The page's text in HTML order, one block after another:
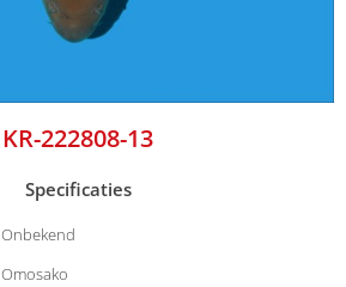
KR-222808-13
Specificaties
Onbekend
Omosako